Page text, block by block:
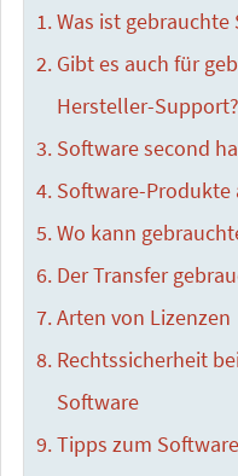
Was ist gebrauchte
Gibt es auch für
Hersteller-Support?
Software second
Software-Produkte
Wo kann
Der Transfer
Arten von Lizenzen
Rechtssicherheit
Software
Tipps zum